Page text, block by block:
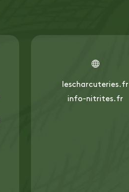
lescharcuteries.fr
info-nitrites.fr